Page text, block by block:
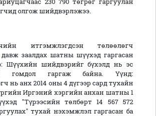
230 790 төгрөг гаргуулан
олгож шийдвэрлэжээ.
итгэмжлэгдсэн төлөөлөгч
давж заалдах шатны шүүхэд гаргасан
Шүүхийн шийдвэрийг бүхэлд нь эс
гомдол гаргаж байна. Үүнд:
нь анх 2014 оны 4 дүгээр сард тухайн
Иргэний хэргийн анхан шатны 1
"Түрээсийн төлбөрт 14 567 572
тухай нэхэмжлэл гаргасан ба